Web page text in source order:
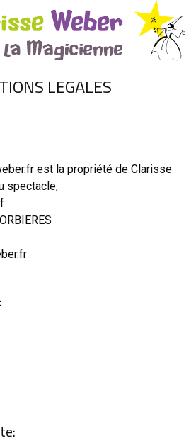
LEGALES
est la propriété de Clarisse
spectacle,